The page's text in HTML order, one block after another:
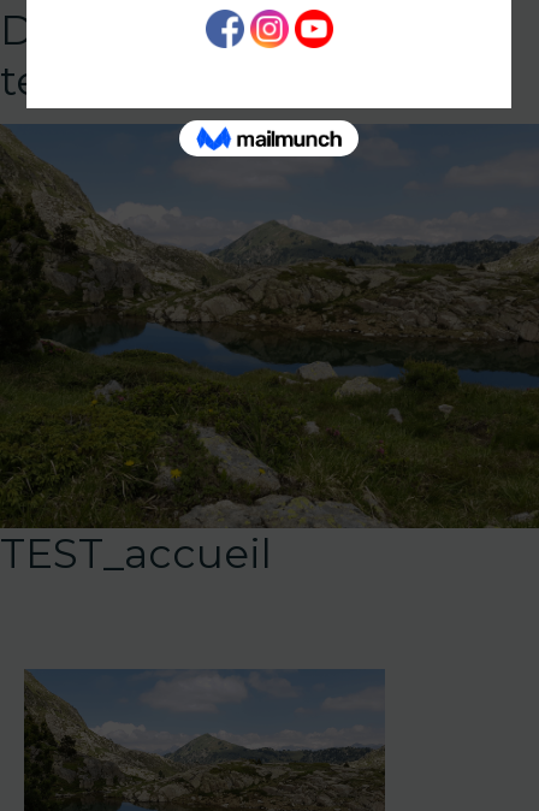
DEFAULT
template!!!!!attachment
TEST_accueil